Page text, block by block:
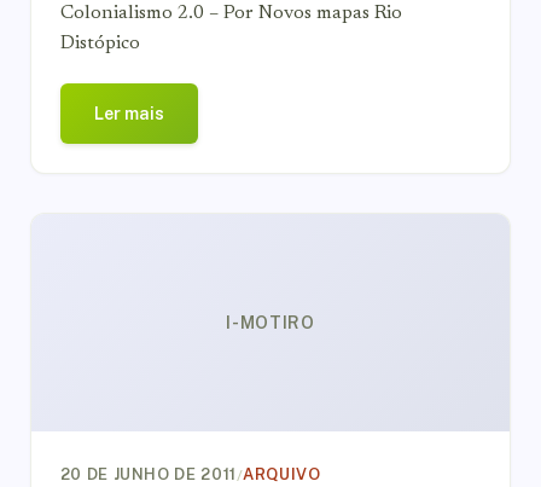
Colonialismo 2.0 – Por Novos mapas Rio
Distópico
Ler mais
I-MOTIRO
20 DE JUNHO DE 2011 /ARQUIVO